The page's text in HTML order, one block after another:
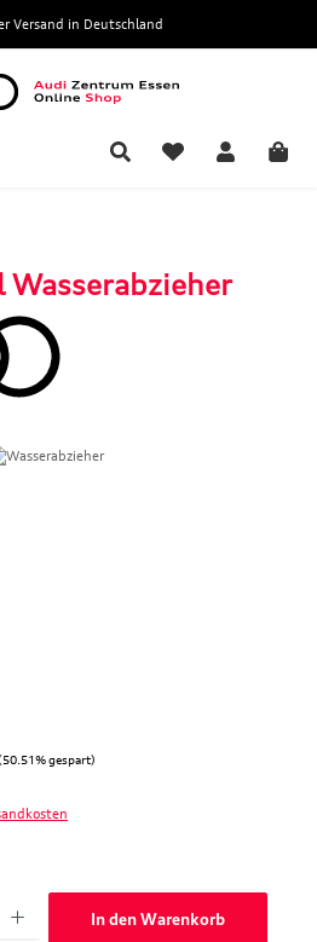
Versand in Deutschland
Preis:
(50.51% gespart)
In den Warenkorb